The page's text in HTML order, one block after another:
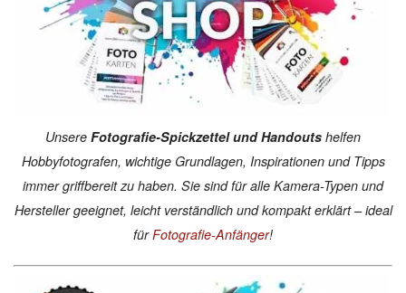
Unsere Fotografie-Spickzettel und Handouts helfen
Hobbyfotografen, wichtige Grundlagen, Inspirationen und Tipps
immer griffbereit zu haben. Sie sind für alle Kamera-Typen und
Hersteller geeignet, leicht verständlich und kompakt erklärt – ideal
fürFotografie-Anfänger!